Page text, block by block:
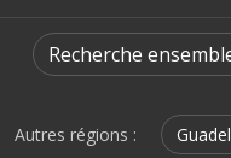
Recherche
Autres régions :